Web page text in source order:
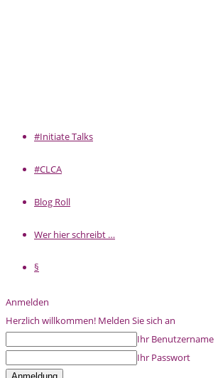
#Initiate Talks
#CLCA
Blog Roll
Wer hier schreibt …
§
Anmelden
Herzlich willkommen! Melden Sie sich an
Ihr Benutzername
Ihr Passwort